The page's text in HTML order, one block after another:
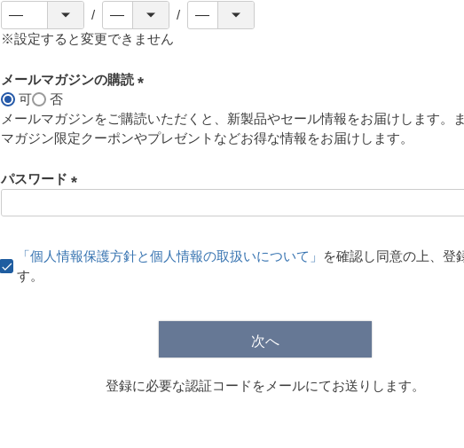
※設定すると変更できません
メールマガジンの購読
必
須
可
否
メールマガジンをご購読いただくと、新製品やセール情報をお届けします。
マガジン限定クーポンやプレゼントなどお得な情報をお届けします。
パスワード
)
「個人情報保護方針と個人情報の取扱いについて」
を確認し同意の上、登
す。
次へ
登録に必要な認証コードをメールにてお送りします。